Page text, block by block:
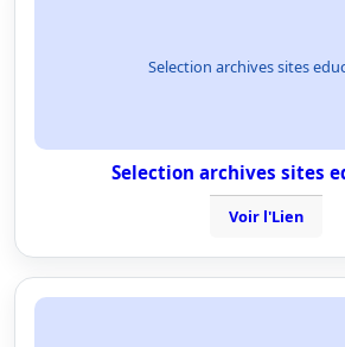
Selection archives sites
Selection archives sites
Voir l'Lien